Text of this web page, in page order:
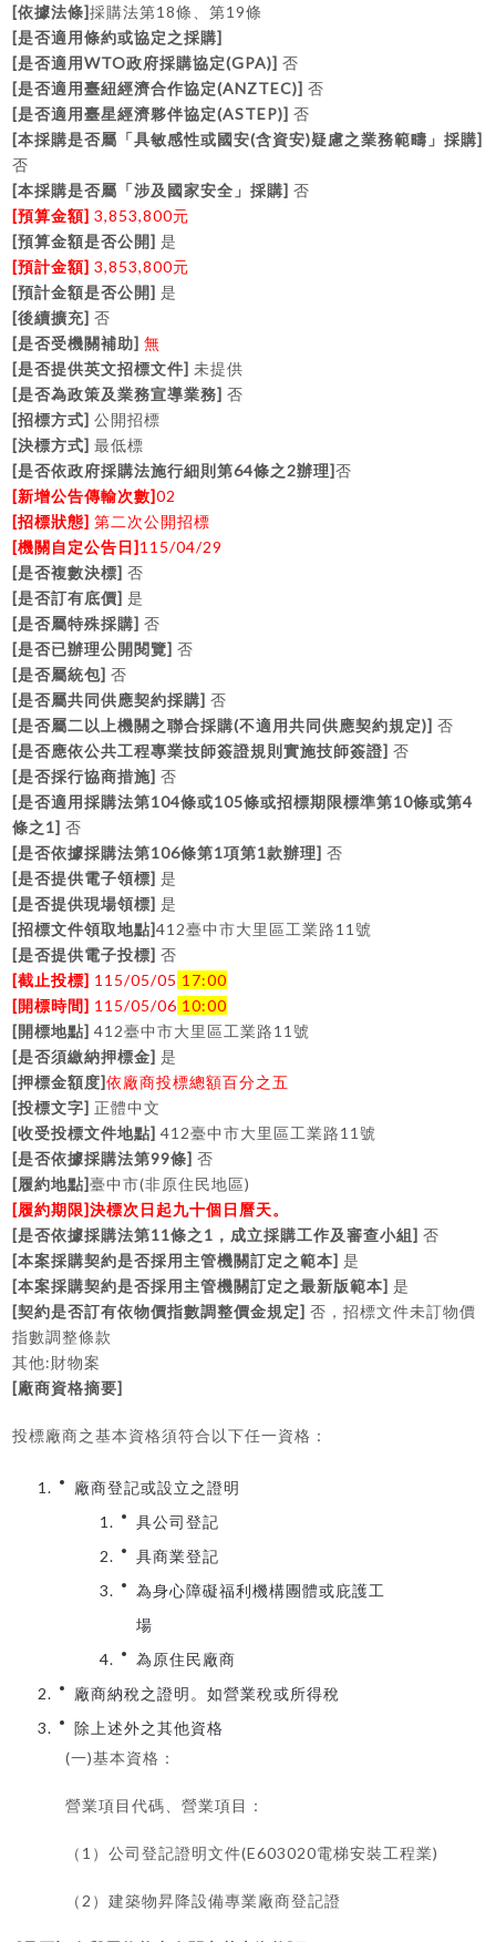
[依據法條]採購法第18條、第19條
[是否適用條約或協定之採購]
[是否適用WTO政府採購協定(GPA)] 否
[是否適用臺紐經濟合作協定(ANZTEC)] 否
[是否適用臺星經濟夥伴協定(ASTEP)] 否
[本採購是否屬「具敏感性或國安(含資安)疑慮之業務範疇」採購]
否
[本採購是否屬「涉及國家安全」採購] 否
[預算金額] 3,853,800元
[預算金額是否公開 ] 是
[預計金額] 3,853,800元
[預計金額是否公開 ] 是
[後續擴充] 否
[是否受機關補助] 無
[是否提供英文招標文件] 未提供
[是否為政策及業務宣導業務] 否
[招標方式] 公開招標
[決標方式] 最低標
[是否依政府採購法施行細則第64條之2辦理]否
[新增公告傳輸次數]02
[招標狀態] 第二次公開招標
[機關自定公告日 ]115/04/29
[是否複數決標] 否
[是否訂有底價] 是
[是否屬特殊採購] 否
[是否已辦理公開閱覽] 否
[是否屬統包] 否
[是否屬共同供應契約採購] 否
[是否屬二以上機關之聯合採購(不適用共同供應契約規定)] 否
[是否應依公共工程專業技師簽證規則實施技師簽證] 否
[是否採行協商措施] 否
[是否適用採購法第104條或105條或招標期限標準第10條或第4
條之 1] 否
[是否依據採購法第106條第1項第1款辦理] 否
[是否提供電子領標] 是
[是否提供現場領標] 是
[招標文件領取地點]412臺中市大里區工業路 11號
[是否提供電子投標] 否
[截止投標] 115/05/05 17:00
[ 開標時間 ] 115/05/06 10:00
[ 開標地點] 412臺中市大里區工業路 11號
[是否須繳納押標金] 是
[押標金額度]依廠商投標總額百分之五
[投標文字] 正體中文
[收受投標文件地點] 412臺中市大里區工業路 11號
[是否依據採購法第99條] 否
[履約地點]臺中市(非原住民地區)
[履約期限]決標次日起九十個日曆天。
[是否依據採購法第11條之 1 ，成立採購工作及審查小組 ] 否
[本案採購契約是否採用主管機關訂定之範本] 是
[本案採購契約是否採用主管機關訂定之最新版範本] 是
[契約是否訂有依物價指數調整價金規定] 否，招標文件未訂物價
指數調整條款
其他: 財物案
[廠商資格摘要]
投標廠商之基本資格須符合以下任一資格：
廠商登記或設立之證明
具公司登記
具商業登記
為身心障礙福利機構團體或庇護工
場
為原住民廠商
廠商納稅之證明。如營業稅或所得稅
除上述外之其他資格
(一)基本資格：
營業項目代碼、營業項目：
（ 1 ）公司登記證明文件(E603020電梯安裝工程業)
（2 ）建築物昇降設備專業廠商登記證